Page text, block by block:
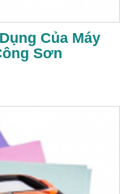
Của Máy
Sơn